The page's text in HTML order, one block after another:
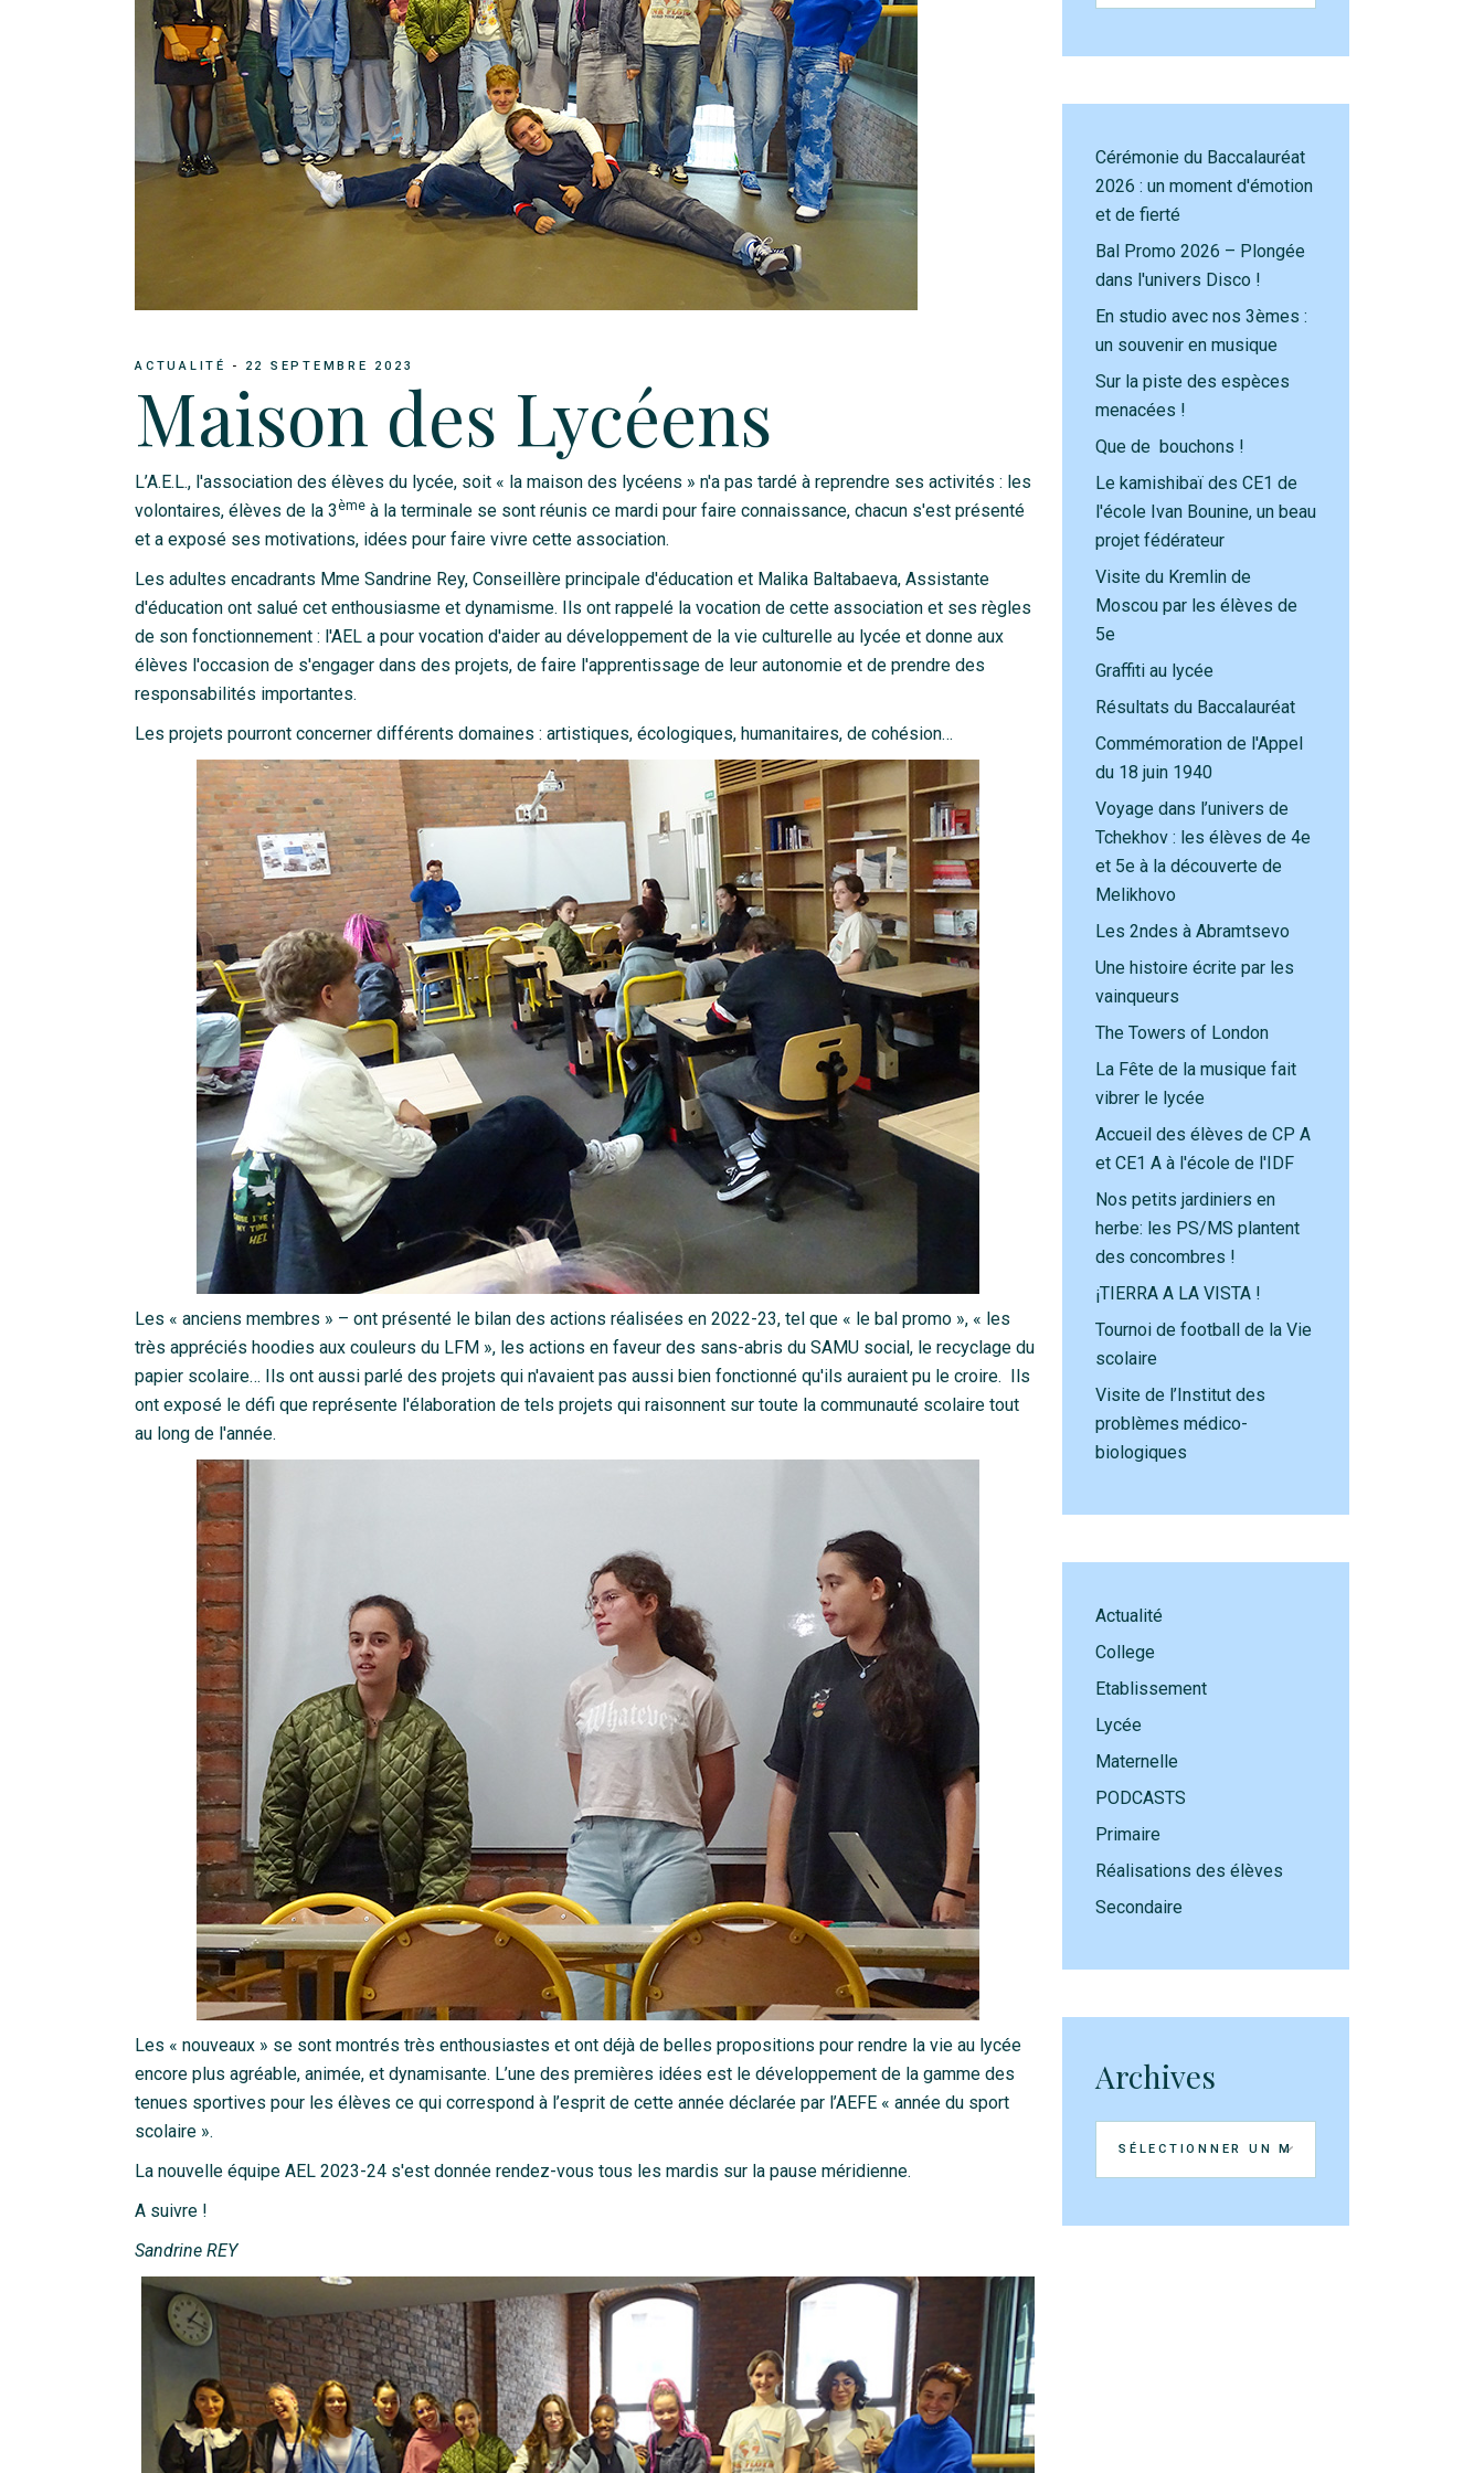
ACTUALITÉ 22 SEPTEMBRE 2023
Maison des Lycéens
L’A.E.L., l'association des élèves du lycée, soit « la maison des lycéens » n'a pas tardé à reprendre ses activités : les
volontaires, élèves de la 3ème à la terminale se sont réunis ce mardi pour faire connaissance, chacun s'est présenté
et a exposé ses motivations, idées pour faire vivre cette association.
Les adultes encadrants Mme Sandrine Rey, Conseillère principale d'éducation et Malika Baltabaeva, Assistante
d'éducation ont salué cet enthousiasme et dynamisme. Ils ont rappelé la vocation de cette association et ses règles
de son fonctionnement : l'AEL a pour vocation d'aider au développement de la vie culturelle au lycée et donne aux
élèves l'occasion de s'engager dans des projets, de faire l'apprentissage de leur autonomie et de prendre des
responsabilités importantes.
Les projets pourront concerner différents domaines : artistiques, écologiques, humanitaires, de cohésion…
Les « anciens membres » – ont présenté le bilan des actions réalisées en 2022-23, tel que « le bal promo », « les
très appréciés hoodies aux couleurs du LFM », les actions en faveur des sans-abris du SAMU social, le recyclage du
papier scolaire… Ils ont aussi parlé des projets qui n'avaient pas aussi bien fonctionné qu'ils auraient pu le croire. Ils
ont exposé le défi que représente l'élaboration de tels projets qui raisonnent sur toute la communauté scolaire tout
au long de l'année.
Les « nouveaux » se sont montrés très enthousiastes et ont déjà de belles propositions pour rendre la vie au lycée
encore plus agréable, animée, et dynamisante. L’une des premières idées est le développement de la gamme des
tenues sportives pour les élèves ce qui correspond à l’esprit de cette année déclarée par l’AEFE « année du sport
scolaire ».
La nouvelle équipe AEL 2023-24 s'est donnée rendez-vous tous les mardis sur la pause méridienne.
A suivre !
Sandrine REY
Cérémonie du Baccalauréat
2026 : un moment d'émotion
et de fierté
Bal Promo 2026 – Plongée
dans l'univers Disco !
En studio avec nos 3èmes :
un souvenir en musique
Sur la piste des espèces
menacées !
Que de bouchons !
Le kamishibaï des CE1 de
l'école Ivan Bounine, un beau
projet fédérateur
Visite du Kremlin de
Moscou par les élèves de
5e
Graffiti au lycée
Résultats du Baccalauréat
Commémoration de l'Appel
du 18 juin 1940
Voyage dans l’univers de
Tchekhov : les élèves de 4e
et 5e à la découverte de
Melikhovo
Les 2ndes à Abramtsevo
Une histoire écrite par les
vainqueurs
The Towers of London
La Fête de la musique fait
vibrer le lycée
Accueil des élèves de CP A
et CE1 A à l'école de l'IDF
Nos petits jardiniers en
herbe: les PS/MS plantent
des concombres !
¡TIERRA A LA VISTA !
Tournoi de football de la Vie
scolaire
Visite de l’Institut des
problèmes médico-
biologiques
Actualité
College
Etablissement
Lycée
Maternelle
PODCASTS
Primaire
Réalisations des élèves
Secondaire
Archives
Archives